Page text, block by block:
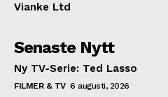
Vianke Ltd
Senaste Nytt
Ny TV-Serie: Ted Lasso
FILMER & TV 6 augusti, 2026